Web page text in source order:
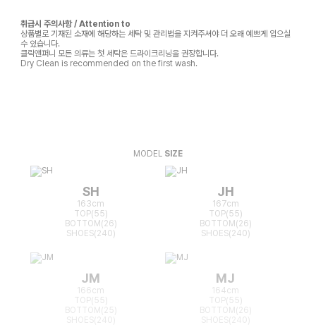
취급시 주의사항 / Attention to
상품별로 기재된 소재에 해당하는 세탁 및 관리법을 지켜주셔야 더 오래 예쁘게 입으실
수 있습니다.
클릭앤퍼니 모든 의류는 첫 세탁은 드라이크리닝을 권장합니다.
Dry Clean is recommended on the first wash.
MODEL SIZE
SH
163cm
TOP(55)
BOTTOM(26)
SHOES(240)
JH
167cm
TOP(55)
BOTTOM(26)
SHOES(240)
JM
166cm
TOP(55)
BOTTOM(25)
MJ
164cm
TOP(55)
BOTTOM(26)